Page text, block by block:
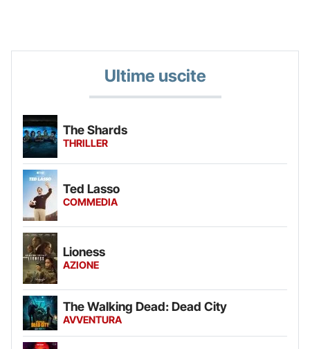
Ultime uscite
The Shards
THRILLER
Ted Lasso
COMMEDIA
Lioness
AZIONE
The Walking Dead: Dead City
AVVENTURA